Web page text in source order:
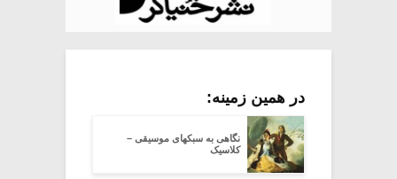
در همین زمینه:
نگاهی به سبکهای موسیقی –
کلاسیک